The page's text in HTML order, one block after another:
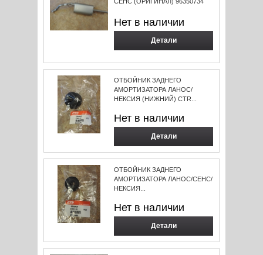
Нет в наличии
Детали
ОТБОЙНИК ЗАДНЕГО
АМOРТИЗАТОРА ЛАНОС/
НЕКСИЯ (НИЖНИЙ) CTR...
Нет в наличии
Детали
ОТБОЙНИК ЗАДНЕГО
АМOРТИЗАТОРА ЛАНОС/СЕНС/
НЕКСИЯ...
Нет в наличии
Детали